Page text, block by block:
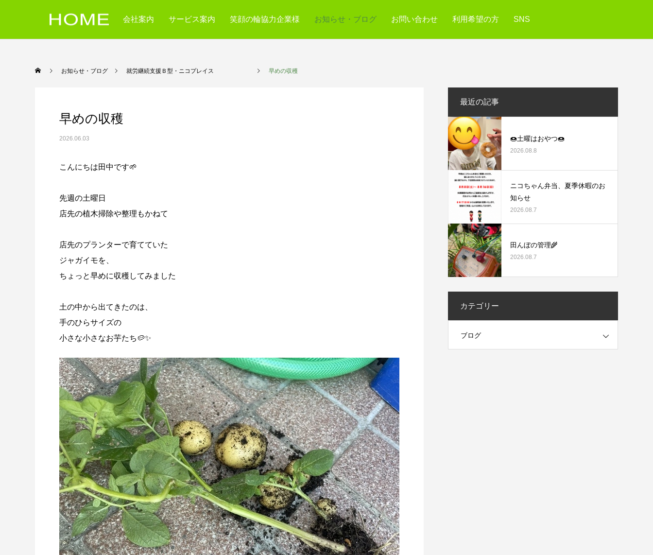
会社案内 サービス案内 笑顔の輪協力企業様 お知らせ・ブログ お問い合わせ 利用希望の方 SNS
お知らせ・ブログ 就労継続支援Ｂ型・ニコプレイス 早めの収穫
早めの収穫
2026.06.03
こんにちは田中です🌱
先週の土曜日
店先の植木掃除や整理もかねて
店先のプランターで育てていた
ジャガイモを、
ちょっと早めに収穫してみました
土の中から出てきたのは、
手のひらサイズの
小さな小さなお芋たち🥔✨
最近の記事
🍩土曜はおやつ🍩
2026.08.8
ニコちゃん弁当、夏季休暇のお
知らせ
2026.08.7
田んぼの管理🌾
2026.08.7
カテゴリー
ブログ